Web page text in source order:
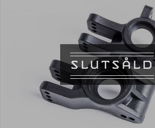
SLUTSÅLD